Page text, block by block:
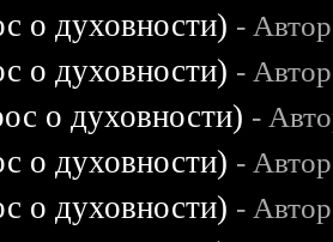
о духовности) -
о духовности) -
о духовности) -
о духовности) -
о духовности) -